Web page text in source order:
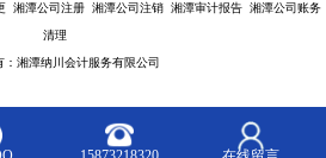
湘潭公司注册 湘潭公司注销 湘潭审计报告 湘潭公司账务
清理
：湘潭纳川会计服务有限公司